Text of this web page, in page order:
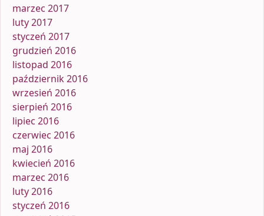
marzec 2017
luty 2017
styczeń 2017
grudzień 2016
listopad 2016
październik 2016
wrzesień 2016
sierpień 2016
lipiec 2016
czerwiec 2016
maj 2016
kwiecień 2016
marzec 2016
luty 2016
styczeń 2016